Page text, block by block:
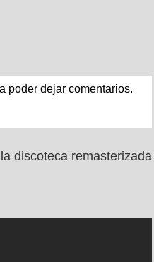
poder dejar comentarios.
discoteca remasterizada